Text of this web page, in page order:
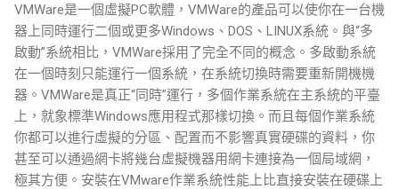
VMWare是一個虛擬PC軟體，VMWare的產品可以使你在一台機
器上同時運行二個或更多Windows、DOS、LINUX系統。與“多
啟動”系統相比，VMWare採用了完全不同的概念。多啟動系統
在一個時刻只能運行一個系統，在系統切換時需要重新開機機
器。VMWare是真正“同時”運行，多個作業系統在主系統的平臺
上，就象標準Windows應用程式那樣切換。而且每個作業系統
你都可以進行虛擬的分區、配置而不影響真實硬碟的資料，你
甚至可以通過網卡將幾台虛擬機器用網卡連接為一個局域網，
極其方便。安裝在VMware作業系統性能上比直接安裝在硬碟上